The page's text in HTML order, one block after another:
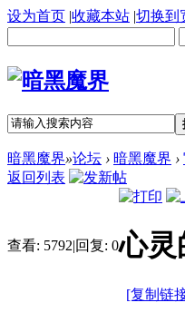
设为首页 |收藏本站 |切换到
暗黑魔界»论坛 › 暗黑魔界 ›
返回列表
查看: 5792|回复: 0心灵
[复制链